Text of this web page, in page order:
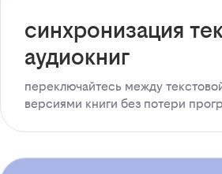
синхронизация
аудиокниг
переключайтесь между
версиями книги без потери